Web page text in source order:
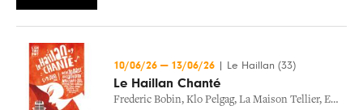
10/06/26 — 13/06/26 Le Haillan (33)
Le Haillan Chanté
Frederic Bobin, Klo Pelgag, La Maison Tellier, Emily Loizeau